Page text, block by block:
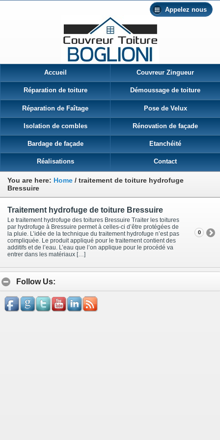
Appelez nous
Accueil Couvreur Zingueur
Réparation de toiture Démoussage de toiture
Réparation de Faîtage Pose de Velux
Isolation de combles Rénovation de façade
Bardage de façade Etanchéité
Réalisations Contact
You are here: Home / traitement de toiture hydrofuge
Bressuire
Traitement hydrofuge de toiture Bressuire
Le traitement hydrofuge des toitures Bressuire Traiter les toitures
par hydrofuge à Bressuire permet à celles-ci d’être protégées de
la pluie. L’idée de la technique du traitement hydrofuge n’est pas
compliquée. Le produit appliqué pour le traitement contient des
additifs et de l’eau. L’eau que l’on applique pour le procédé va
entrer dans les matériaux […]
0
Follow Us: